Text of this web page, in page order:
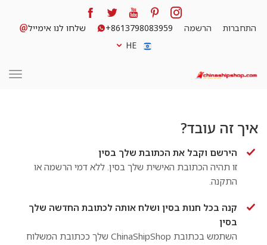
התחברות הרשמה +8613798083959
שלחו לנו אימייל
HE
איך זה עובד?
הירשם וקבל את הכתובת שלך בסין
זו תהיה הכתובת האישית שלך בסין. ללא דמי הרשמה או
התקנה.
קנה בכל חנות בסין ושלח אותה לכתובת החדשה שלך
בסין
השתמש בכתובת ChinaShipShop שלך ככתובת המשלוח